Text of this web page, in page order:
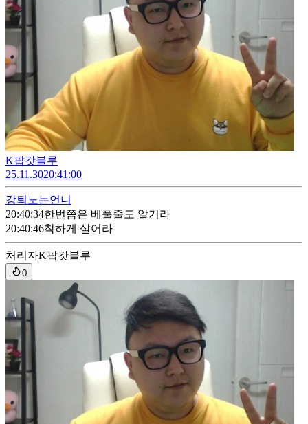
K팝갓블루
25.11.3020:41:00
강퇴 노는언니
20:40:34한번쯤은 베풀줄도 알거라
20:40:46착하게 살어라
처리자K팝갓블루
0